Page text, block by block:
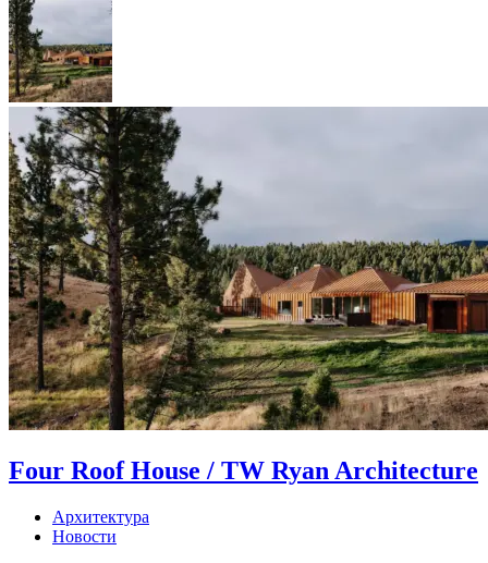
Four Roof House / TW Ryan Architecture
Архитектура
Новости